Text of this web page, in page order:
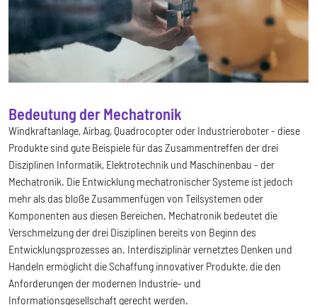
Bedeutung der Mechatronik
Windkraftanlage, Airbag, Quadrocopter oder Industrieroboter - diese
Produkte sind gute Beispiele für das Zusammentreffen der drei
Disziplinen Informatik, Elektrotechnik und Maschinenbau - der
Mechatronik. Die Entwicklung mechatronischer Systeme ist jedoch
mehr als das bloße Zusammenfügen von Teilsystemen oder
Komponenten aus diesen Bereichen. Mechatronik bedeutet die
Verschmelzung der drei Disziplinen bereits von Beginn des
Entwicklungsprozesses an. Interdisziplinär vernetztes Denken und
Handeln ermöglicht die Schaffung innovativer Produkte, die den
Anforderungen der modernen Industrie- und
Informationsgesellschaft gerecht werden.